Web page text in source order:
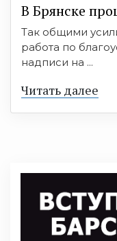
В Брянске
Так общими
работа по
надписи на ...
Читать далее